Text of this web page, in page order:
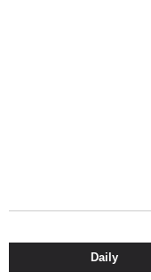
Daily